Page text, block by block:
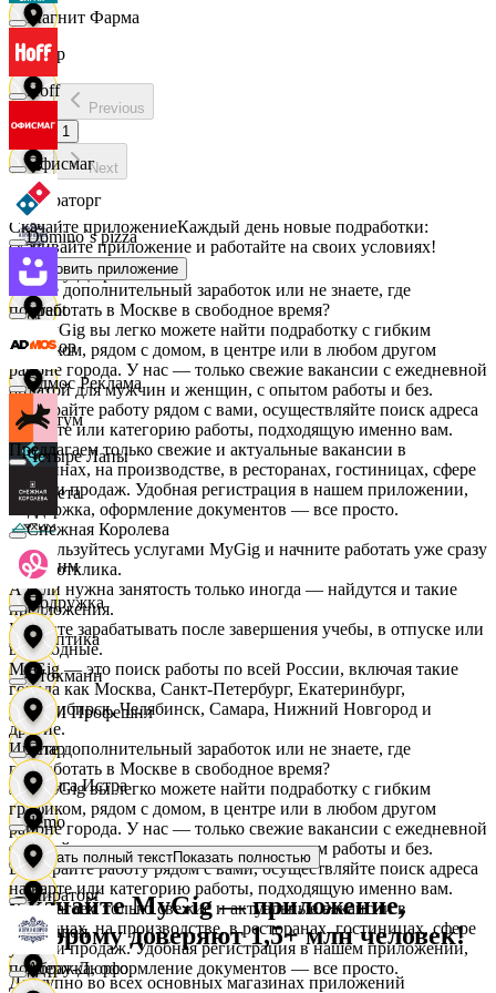
Cпар
demo
Мираторг
Абрау-Дюрсо
Авиор
Альтум
Аркета
Архим
Асептика
АСМ Профешнл
Белуга Истра
Вайнер
Ваншоп
Магнит Фарма
Hoff
Офисмаг
Domino`s pizza
Urent
Эдмос Реклама
Четыре Лапы
Снежная Королева
Подружка
Стокманн
Cпар
demo
Мираторг
Абрау-Дюрсо
Previous
1
Next
Скачайте приложениеКаждый день новые подработки:
скачивайте приложение и работайте на своих условиях!
Установить приложение
Ищете дополнительный заработок или не знаете, где
подработать в Москве в свободное время?
На MyGig вы легко можете найти подработку с гибким
графиком, рядом с домом, в центре или в любом другом
районе города. У нас — только свежие вакансии с ежедневной
оплатой для мужчин и женщин, с опытом работы и без.
Выбирайте работу рядом с вами, осуществляйте поиск адреса
на карте или категорию работы, подходящую именно вам.
Предлагаем только свежие и актуальные вакансии в
магазинах, на производстве, в ресторанах, гостиницах, сфере
услуг и продаж. Удобная регистрация в нашем приложении,
поддержка, оформление документов — все просто.
Воспользуйтесь услугами MyGig и начните работать уже сразу
после отклика.
А если нужна занятость только иногда — найдутся и такие
предложения.
Начните зарабатывать после завершения учебы, в отпуске или
в выходные.
MyGig — это поиск работы по всей России, включая такие
города как Москва, Санкт-Петербург, Екатеринбург,
Новосибирск, Челябинск, Самара, Нижний Новгород и
другие.
Ищете дополнительный заработок или не знаете, где
подработать в Москве в свободное время?
На MyGig вы легко можете найти подработку с гибким
графиком, рядом с домом, в центре или в любом другом
районе города. У нас — только свежие вакансии с ежедневной
оплатой для мужчин и женщин, с опытом работы и без.
Выбирайте работу рядом с вами, осуществляйте поиск адреса
на карте или категорию работы, подходящую именно вам.
Предлагаем только свежие и актуальные вакансии в
магазинах, на производстве, в ресторанах, гостиницах, сфере
услуг и продаж. Удобная регистрация в нашем приложении,
поддержка, оформление документов — все просто.
Показать полный текстПоказать полностью
Скачайте MyGig — приложение,
которому доверяют 1,5+ млн человек!
Доступно во всех основных магазинах приложений